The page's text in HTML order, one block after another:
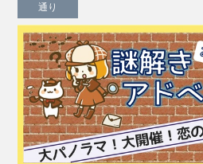
通り